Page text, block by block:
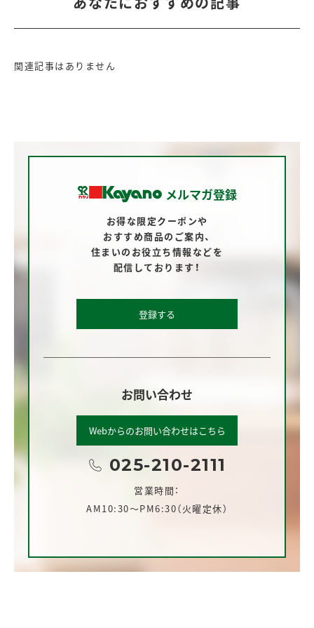
関連記事はありません
メルマガ登録
お得な限定クーポンや
おすすめ商品のご案内、
住まいのお役立ち情報などを
配信しております！
登録する
お問い合わせ
Webからのお問い合わせはこちら
025-210-2111
営業時間：
AM10:30～PM6:30（火曜定休）